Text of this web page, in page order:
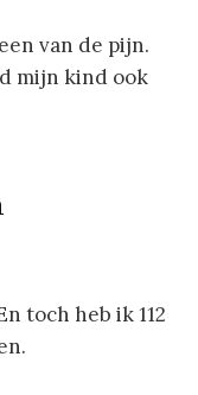
van de pijn.
mijn kind ook
toch heb ik 112